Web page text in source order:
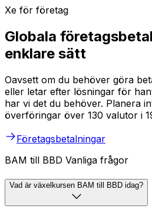
Xe för företag
Globala
enklare sätt
Oavsett om du behöver göra
eller letar efter lösningar för
har vi det du behöver. Planera
överföringar över 130 valutor i
Företagsbetalningar
BAM till BBD Vanliga frågor
Vad är växelkursen BAM till BBD idag?